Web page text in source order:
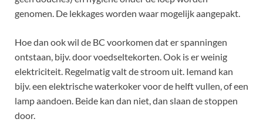
genomen. De lekkages worden waar mogelijk aangepakt.
Hoe dan ook wil de BC voorkomen dat er spanningen
ontstaan, bijv. door voedseltekorten. Ook is er weinig
elektriciteit. Regelmatig valt de stroom uit. Iemand kan
bijv. een elektrische waterkoker voor de helft vullen, of een
lamp aandoen. Beide kan dan niet, dan slaan de stoppen
door.